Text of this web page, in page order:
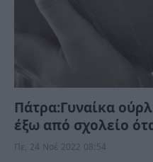
Πάτρα:Γυναίκα
έξω από σχολείο
Πε, 24 Νοέ 2022 08:54